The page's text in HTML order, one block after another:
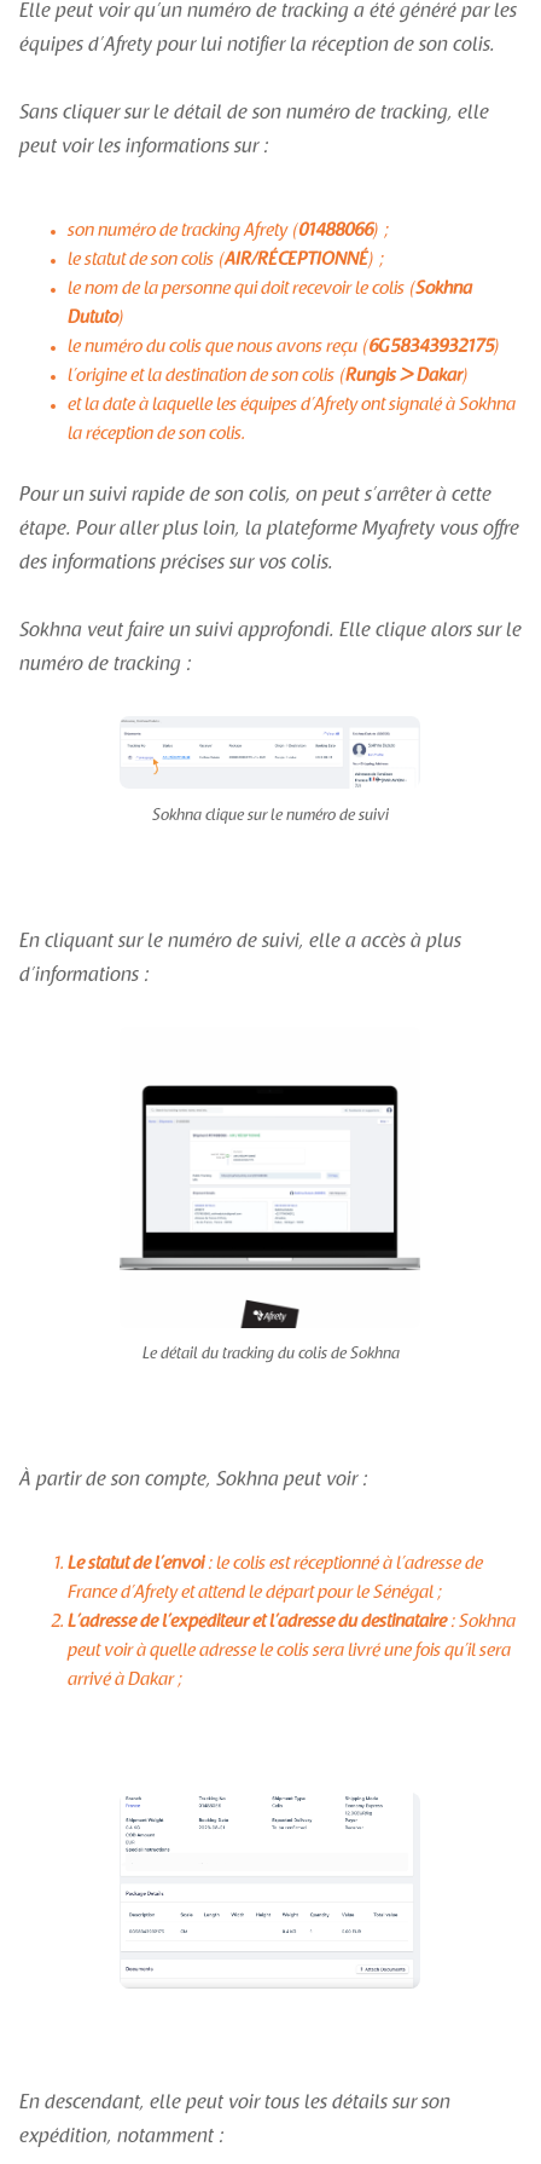
Elle peut voir qu’un numéro de tracking a été généré par les
équipes d’Afrety pour lui notifier la réception de son colis.
Sans cliquer sur le détail de son numéro de tracking, elle
peut voir les informations sur :
son numéro de tracking Afrety (01488066) ;
le statut de son colis (AIR/RÉCEPTIONNÉ) ;
le nom de la personne qui doit recevoir le colis (Sokhna
Dututo)
le numéro du colis que nous avons reçu (6G58343932175)
l’origine et la destination de son colis (Rungis > Dakar)
et la date à laquelle les équipes d’Afrety ont signalé à Sokhna
la réception de son colis.
Pour un suivi rapide de son colis, on peut s’arrêter à cette
étape. Pour aller plus loin, la plateforme Myafrety vous offre
des informations précises sur vos colis.
Sokhna veut faire un suivi approfondi. Elle clique alors sur le
numéro de tracking :
Sokhna clique sur le numéro de suivi
En cliquant sur le numéro de suivi, elle a accès à plus
d’informations :
Le détail du tracking du colis de Sokhna
À partir de son compte, Sokhna peut voir :
Le statut de l’envoi : le colis est réceptionné à l’adresse de
France d’Afrety et attend le départ pour le Sénégal ;
L’adresse de l’expéditeur et l’adresse du destinataire: Sokhna
peut voir à quelle adresse le colis sera livré une fois qu’il sera
arrivé à Dakar ;
En descendant, elle peut voir tous les détails sur son
expédition, notamment :